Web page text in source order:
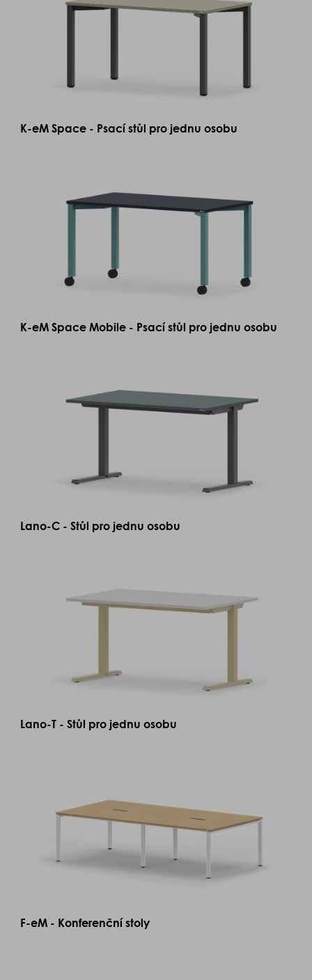
K-eM Space - Psací stůl pro jednu osobu
K-eM Space Mobile - Psací stůl pro jednu osobu
Lano-C - Stůl pro jednu osobu
Lano-T - Stůl pro jednu osobu
F-eM - Konferenční stoly